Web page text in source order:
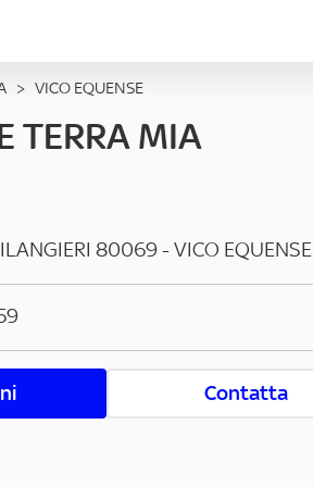
> VICO EQUENSE
TERRA MIA
80069-VICO EQUENSE
Contatta